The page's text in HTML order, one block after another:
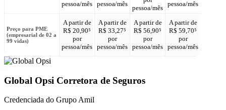
pessoa/mês pessoa/mês
pessoa/mês
pessoa/mês
Preço para PME
(empresarial de 02 a
99 vidas)
A partir de
R$ 20,90⁵
por
pessoa/mês
A partir de
R$ 33,27⁵
por
pessoa/mês
A partir de
R$ 56,90⁵
por
pessoa/mês
A partir de
R$ 59,70⁵
por
pessoa/mês
Global Opsi Corretora de Seguros
Credenciada do Grupo Amil